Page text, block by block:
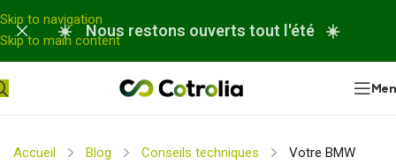
Panneau de gestion des cookies
Skip to navigation
Skip to main content
☀️ Nous restons ouverts tout l'été ☀️
Accueil Blog Conseils techniques
Votre BMW